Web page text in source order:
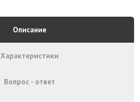
Описание
Характеристики
Вопрос - ответ